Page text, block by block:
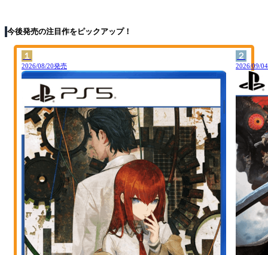
今後発売の注目作をピックアップ！
１
2026/08/20発売
２
2026/09/